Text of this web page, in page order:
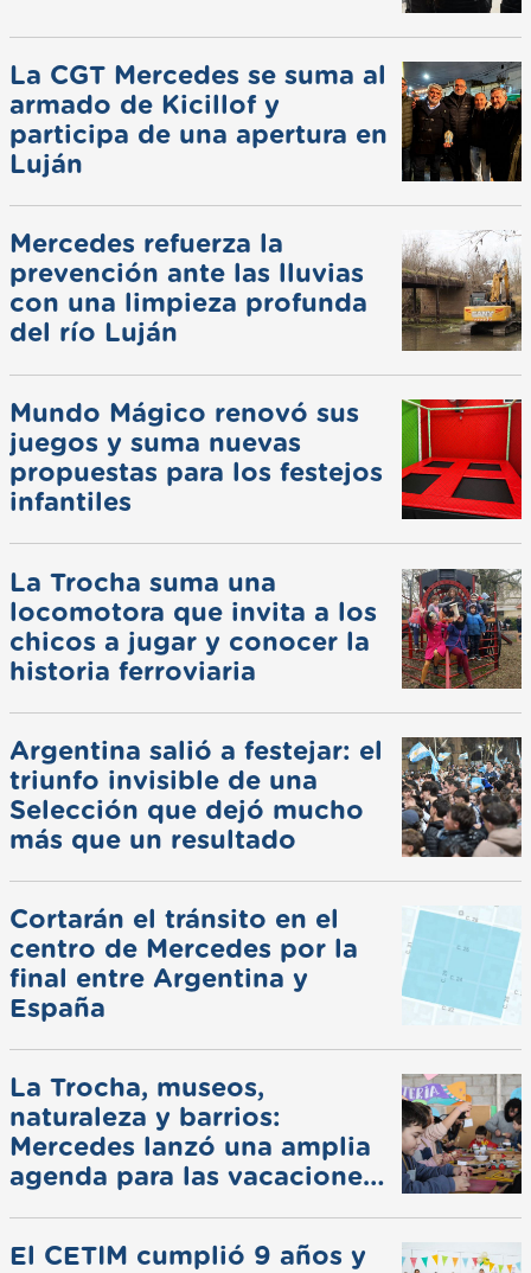
La CGT Mercedes se suma al
armado de Kicillof y
participa de una apertura en
Luján
Mercedes refuerza la
prevención ante las lluvias
con una limpieza profunda
del río Luján
Mundo Mágico renovó sus
juegos y suma nuevas
propuestas para los festejos
infantiles
La Trocha suma una
locomotora que invita a los
chicos a jugar y conocer la
historia ferroviaria
Argentina salió a festejar: el
triunfo invisible de una
Selección que dejó mucho
más que un resultado
Cortarán el tránsito en el
centro de Mercedes por la
final entre Argentina y
España
La Trocha, museos,
naturaleza y barrios:
Mercedes lanzó una amplia
agenda para las vacaciones
El CETIM cumplió 9 años y